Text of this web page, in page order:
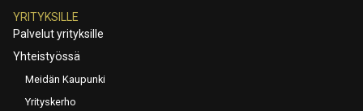
YRITYKSILLE
Palvelut yrityksille
Yhteistyössä
Meidän Kaupunki
Yrityskerho